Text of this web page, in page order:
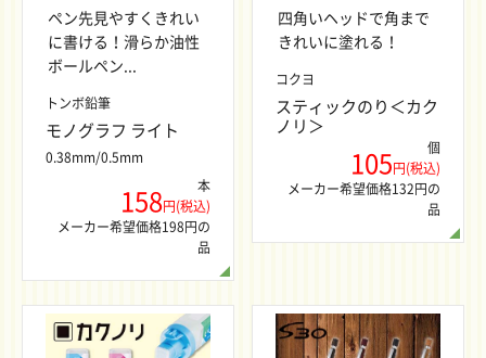
ペン先見やすくきれい
に書ける！滑らか油性
ボールペン...
トンボ鉛筆
モノグラフ ライト
0.38mm/0.5mm
本
158円(税込)
メーカー希望価格198円の
品
四角いヘッドで角まで
きれいに塗れる！
コクヨ
スティックのり＜カク
ノリ＞
個
105円(税込)
メーカー希望価格132円の
品